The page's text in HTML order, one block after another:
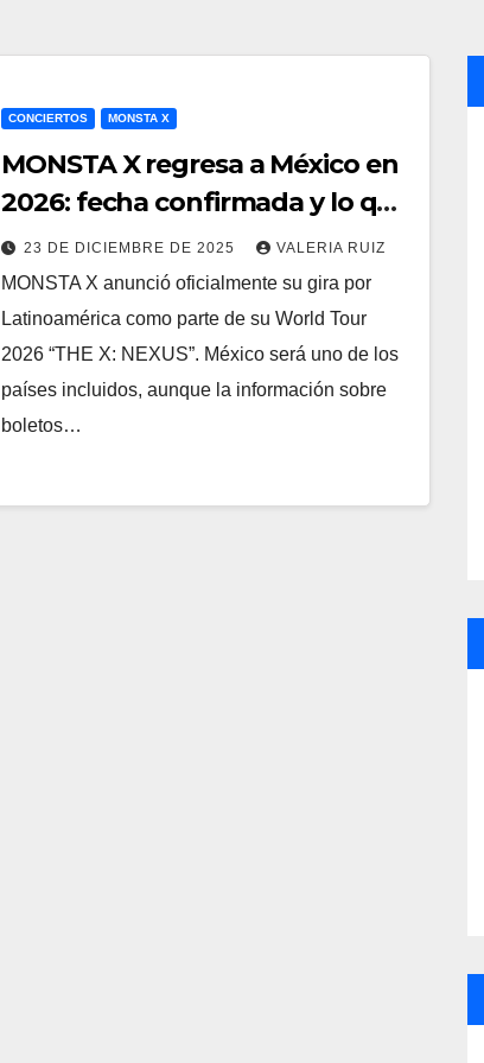
CONCIERTOS MONSTA X
MONSTA X regresa a México en
2026: fecha confirmada y lo que
se sabe de los boletos
23 DE DICIEMBRE DE 2025 VALERIA RUIZ
MONSTA X anunció oficialmente su gira por
Latinoamérica como parte de su World Tour
2026 “THE X: NEXUS”. México será uno de los
países incluidos, aunque la información sobre
boletos…